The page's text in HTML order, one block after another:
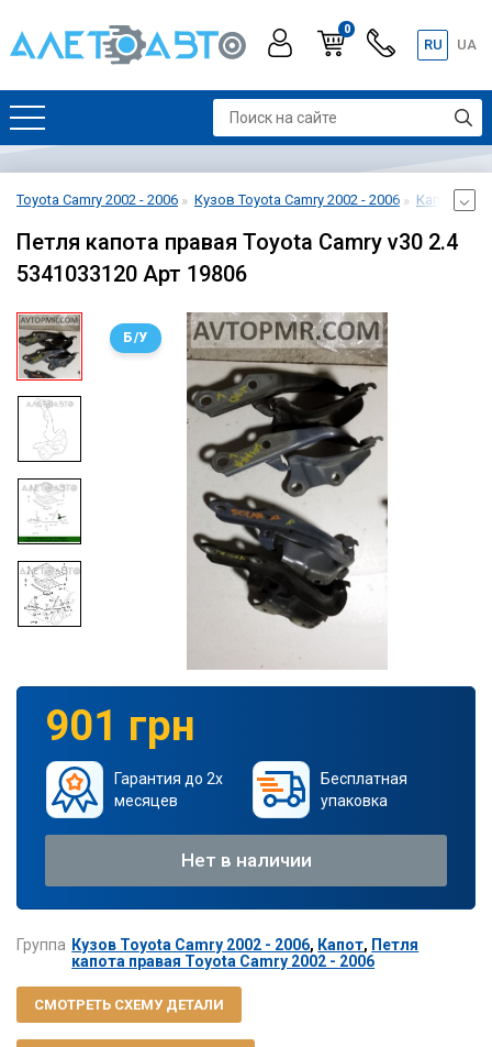
0
RU UA
Toyota Camry 2002 - 2006 Кузов Toyota Camry 2002 - 2006 Капот
Петля капота правая Toyota Camry v30 2.4
5341033120 Арт 19806
Б/У
901 грн
Гарантия до 2х
месяцев
Бесплатная
упаковка
Нет в наличии
Группа Кузов Toyota Camry 2002 - 2006, Капот, Петля
капота правая Toyota Camry 2002 - 2006
СМОТРЕТЬ СХЕМУ ДЕТАЛИ